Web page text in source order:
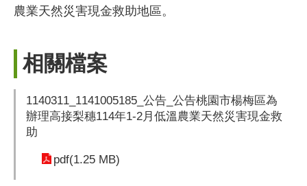
農業天然災害現金救助地區。
相關檔案
1140311_1141005185_公告_公告桃園市楊梅區為
辦理高接梨穗114年1-2月低溫農業天然災害現金救
助
pdf(1.25 MB)